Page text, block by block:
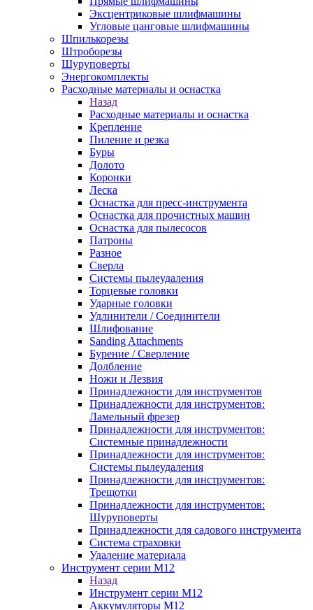
Эксцентриковые шлифмашины
Угловые цанговые шлифмашины
Шпилькорезы
Штроборезы
Шуруповерты
Энергокомплекты
Расходные материалы и оснастка
Назад
Расходные материалы и оснастка
Крепление
Пиление и резка
Буры
Долото
Коронки
Леска
Оснастка для пресс-инструмента
Оснастка для прочистных машин
Оснастка для пылесосов
Патроны
Разное
Сверла
Системы пылеудаления
Торцевые головки
Ударные головки
Удлинители / Соединители
Шлифование
Sanding Attachments
Бурение / Сверление
Долбление
Ножи и Лезвия
Принадлежности для инструментов
Принадлежности для инструментов:
Ламельный фрезер
Принадлежности для инструментов:
Системные принадлежности
Принадлежности для инструментов:
Системы пылеудаления
Принадлежности для инструментов:
Трещотки
Принадлежности для инструментов:
Шуруповерты
Принадлежности для садового инструмента
Система страховки
Удаление материала
Инструмент серии M12
Назад
Инструмент серии M12
Аккумуляторы M12